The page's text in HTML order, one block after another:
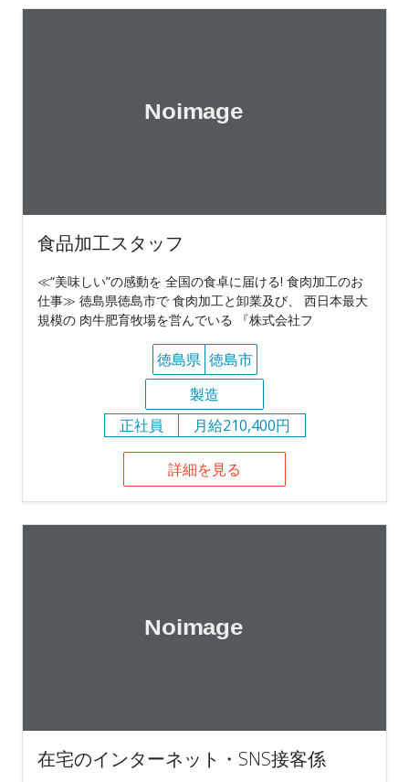
食品加工スタッフ
≪“美味しい”の感動を 全国の食卓に届ける! 食肉加工のお
仕事≫ 徳島県徳島市で 食肉加工と卸業及び、 西日本最大
規模の 肉牛肥育牧場を営んでいる 『株式会社フ
徳島県 徳島市
製造
正社員
月給210,400円
詳細を見る
在宅のインターネット・SNS接客係